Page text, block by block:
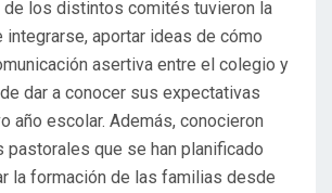
los distintos comités tuvieron la
integrarse, aportar ideas de cómo
asertiva entre el colegio y
dar a conocer sus expectativas
año escolar. Además, conocieron
pastorales que se han planificado
la formación de las familias desde